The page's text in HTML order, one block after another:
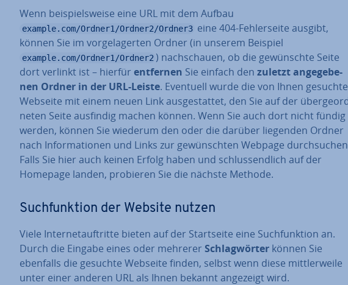
Wenn bei­spiels­wei­se eine URL mit dem Aufbau
example.com/Ordner1/Ordner2/Ordner3 eine 404-Feh­ler­sei­te ausgibt,
können Sie im vor­ge­la­ger­ten Ordner (in unserem Beispiel
example.com/Ordner1/Ordner2 ) nach­schau­en, ob die ge­wünsch­te Seite
dort verlinkt ist – hierfür entfernen Sie einfach den zuletzt an­ge­ge­be­
nen Ordner in der URL-Leiste. Eventuell wurde die von Ihnen gesuchte
Webseite mit einem neuen Link aus­ge­stat­tet, den Sie auf der
ne­ten Seite ausfindig machen können. Wenn Sie auch dort nicht fündig
werden, können Sie wiederum den oder die darüber liegenden Ordner
nach In­for­ma­tio­nen und Links zur ge­wünsch­ten Webpage
Falls Sie hier auch keinen Erfolg haben und schluss­end­lich auf der
Homepage landen, probieren Sie die nächste Methode.
Such­funk­ti­on der Website nutzen
Viele In­ter­net­auf­trit­te bieten auf der Start­sei­te eine Such­funk­ti­on an.
Durch die Eingabe eines oder mehrerer Schlag­wör­ter können Sie
ebenfalls die gesuchte Webseite finden, selbst wenn diese mitt­ler­wei­le
unter einer anderen URL als Ihnen bekannt angezeigt wird.